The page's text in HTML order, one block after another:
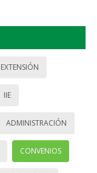
EXTENSIÓN
IIE
ADMINISTRACIÓN
CONVENIOS